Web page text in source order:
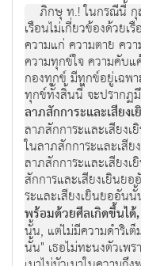
ภิกษุ ท.! ในกรณีนี้ กุ
เรือนไม่เกี่ยวข้องด้วยเ
ความแก่ ความตาย คว
ความทุกข์ใจ ความคับ
กองทุกข์ มีทุกข์อยู่เฉพ
ทุกข์ทั้งสิ้นนี้ จะปรากฏ
ลาภสักการะและเสียง
ลาภสักการะและเสียง
ในลาภสักการะและเสี
ลาภสักการะและเสียงเ
สักการและเสียงเยินย
ระและเสียงเยินยออัน
พร้อมด้วยศีลเกิดขึ้นได้,
นั้น, แต่ไม่มีความดำริเ
นั้น" เธอไม่ทะนงตัวเพ